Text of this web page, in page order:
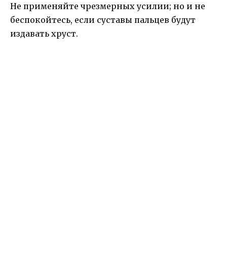
Не применяйте чрезмерных усилии; но и не
беспокойтесь, если суставы пальцев будут
издавать хруст.